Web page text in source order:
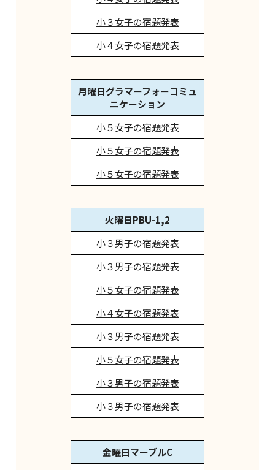
小３女子の宿題発表
小４女子の宿題発表
月曜日グラマーフォーコミュ
ニケーション
小５女子の宿題発表
小５女子の宿題発表
小５女子の宿題発表
火曜日PBU-1,2
小３男子の宿題発表
小３男子の宿題発表
小５女子の宿題発表
小４女子の宿題発表
小３男子の宿題発表
小５女子の宿題発表
小３男子の宿題発表
小３男子の宿題発表
金曜日マーブルC